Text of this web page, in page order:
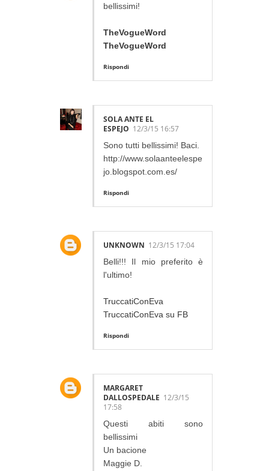
bellissimi!
TheVogueWord
TheVogueWord
Rispondi
SOLA ANTE EL
ESPEJO 12/3/15 16:57
Sono tutti bellissimi! Baci.
http://www.solaanteelespe
jo.blogspot.com.es/
Rispondi
UNKNOWN 12/3/15 17:04
Belli!!! Il mio preferito è
l'ultimo!
TruccatiConEva
TruccatiConEva su FB
Rispondi
MARGARET
DALLOSPEDALE 12/3/15
17:58
Questi abiti sono
bellissimi
Un bacione
Maggie D.